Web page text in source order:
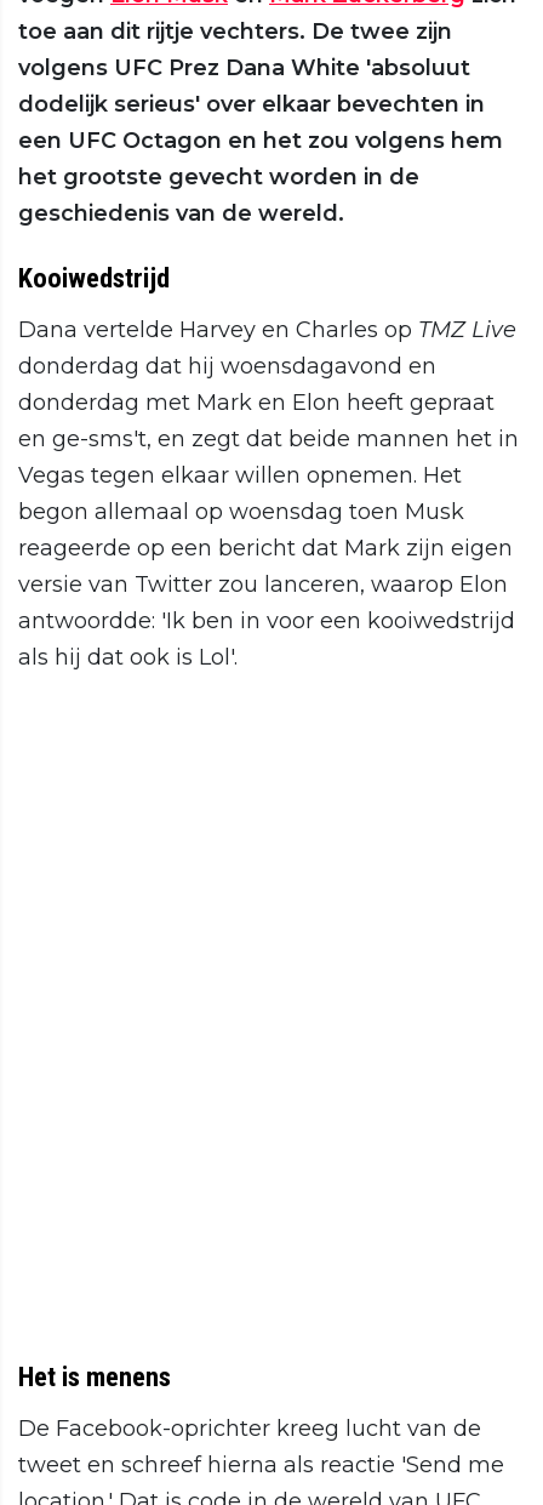
toe aan dit rijtje vechters. De twee zijn
volgens UFC Prez Dana White 'absoluut
dodelijk serieus' over elkaar bevechten in
een UFC Octagon en het zou volgens hem
het grootste gevecht worden in de
geschiedenis van de wereld.
Kooiwedstrijd
Dana vertelde Harvey en Charles op TMZ Live
donderdag dat hij woensdagavond en
donderdag met Mark en Elon heeft gepraat
en ge-sms't, en zegt dat beide mannen het in
Vegas tegen elkaar willen opnemen. Het
begon allemaal op woensdag toen Musk
reageerde op een bericht dat Mark zijn eigen
versie van Twitter zou lanceren, waarop Elon
antwoordde: 'Ik ben in voor een kooiwedstrijd
als hij dat ook is Lol'.
Het is menens
De Facebook-oprichter kreeg lucht van de
tweet en schreef hierna als reactie 'Send me